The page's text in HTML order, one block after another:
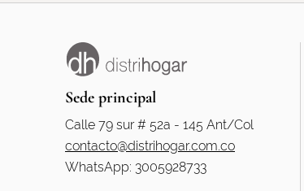
Sede principal
Calle 79 sur # 52a - 145 Ant/Col
contacto@distrihogar.com.co
WhatsApp: 3005928733